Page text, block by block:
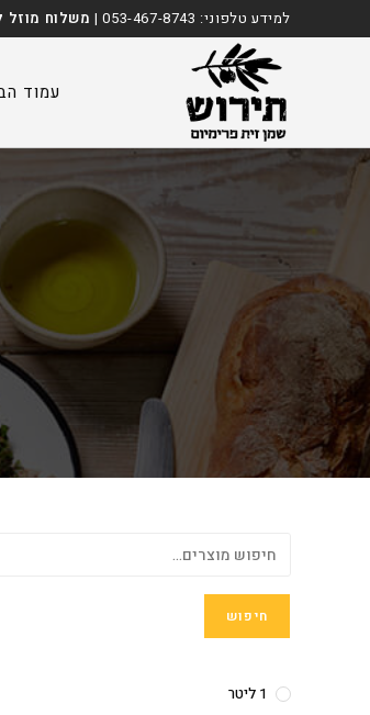
to
למידע טלפוני: 053-467-8743
| משלוח מוזל
עמוד
חיפוש
1 ליטר